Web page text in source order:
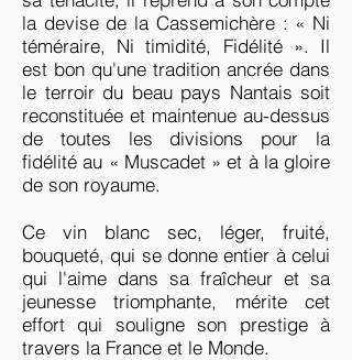
la devise de la Cassemichère : « Ni
téméraire, Ni timidité, Fidélité ». Il
est bon qu'une tradition ancrée dans
le terroir du beau pays Nantais soit
reconstituée et maintenue au-dessus
de toutes les divisions pour la
fidélité au « Muscadet » et à la gloire
de son royaume.
Ce vin blanc sec, léger, fruité,
bouqueté, qui se donne entier à celui
qui l'aime dans sa fraîcheur et sa
jeunesse triomphante, mérite cet
effort qui souligne son prestige à
travers la France et le Monde.